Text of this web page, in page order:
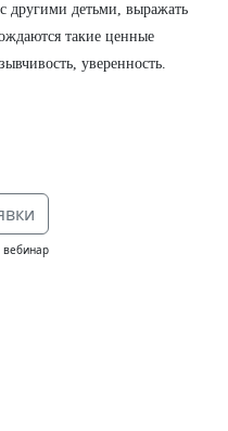
другими детьми, выражать
такие ценные
уверенность.
вебинар